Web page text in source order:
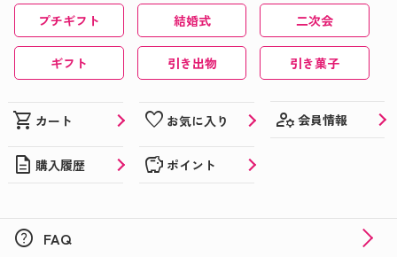
プチギフト 結婚式 二次会
ギフト 引き出物 引き菓子
shopping_cart カート favorite お気に入り manage_accounts 会員情報
description 購入履歴 savings ポイント
help FAQ